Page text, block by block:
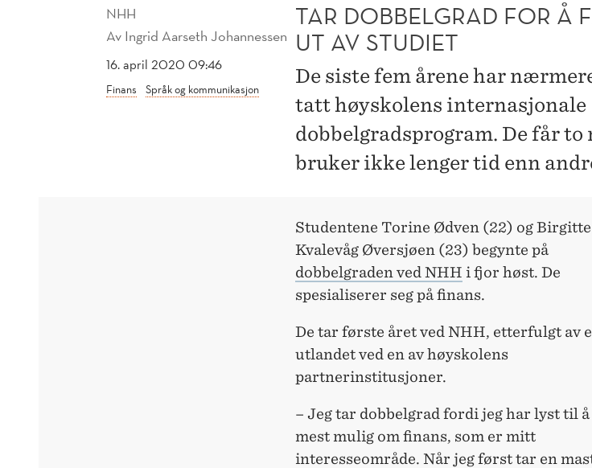
NHH
Av Ingrid Aarseth Johannessen
16. april 2020 09:46
Finans Språk og kommunikasjon
TAR DOBBELGRAD FOR Å
UT AV STUDIET
De siste fem årene har
tatt høyskolens internasjonale
dobbelgradsprogram. De får to
bruker ikke lenger tid enn
Studentene Torine Ødven (22) og Birgitte
Kvalevåg Øversjøen (23) begynte på
dobbelgraden ved NHH i fjor høst. De
spesialiserer seg på finans.
De tar første året ved NHH, etterfulgt av
utlandet ved en av høyskolens
partnerinstitusjoner.
– Jeg tar dobbelgrad fordi jeg har lyst til
mest mulig om finans, som er mitt
interesseområde. Når jeg først tar en